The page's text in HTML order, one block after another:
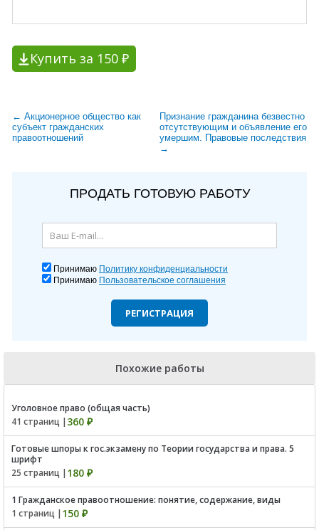
Купить за 150 ₽
← Акционерное общество как
субъект гражданских
правоотношений
Признание гражданина безвестно
отсутствующим и объявление его
умершим. Правовые последствия
→
ПРОДАТЬ ГОТОВУЮ РАБОТУ
Принимаю Политику конфиденциальности
Принимаю Пользовательское соглашения
РЕГИСТРАЦИЯ
Похожие работы
Уголовное право (общая часть)
41 страниц | 360 ₽
Готовые шпоры к гос.экзамену по Теории государства и права. 5
шрифт
25 страниц | 180 ₽
1 Гражданское правоотношение: понятие, содержание, виды
1 страниц | 150 ₽